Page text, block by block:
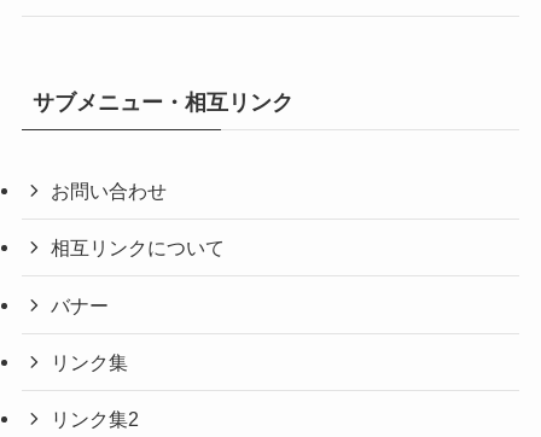
サブメニュー・相互リンク
お問い合わせ
相互リンクについて
バナー
リンク集
リンク集2